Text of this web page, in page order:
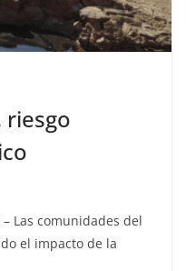
riesgo
– Las comunidades del
el impacto de la